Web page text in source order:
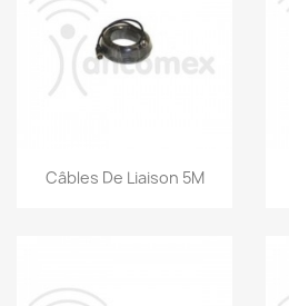
Aperçu rapide
Câbles De Liaison 5M